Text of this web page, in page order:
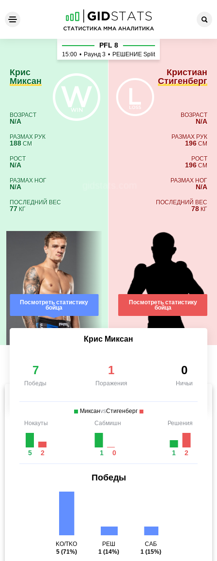
Крис Миксан - Кристиан
Крис
Миксан
ВОЗРАСТ
N/A
РАЗМАХ РУК
188 СМ
РОСТ
N/A
РАЗМАХ НОГ
N/A
ПОСЛЕДНИЙ ВЕС
77 КГ
Посмотреть статистику
бойца
PFL 8
15:00 • Раунд 3 • РЕШЕНИЕ Split
Кристиан
Стигенберг
ВОЗРАСТ
N/A
РАЗМАХ РУК
196 СМ
РОСТ
196 СМ
РАЗМАХ НОГ
N/A
ПОСЛЕДНИЙ ВЕС
78 КГ
Посмотреть статистику
бойца
Крис Миксан
7
Победы
1
Поражения
0
Ничьи
МиксанvsСтигенберг
Нокауты
5 2
Сабмишн
1 0
Решения
1 2
Победы
KO/TKO
5(71%)
РЕШ
1 (14%)
САБ
1 (15%)